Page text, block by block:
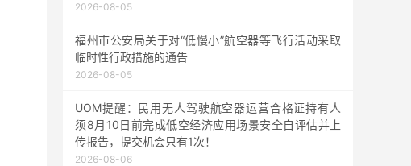
2026-08-05
福州市公安局关于对“低慢小”航空器等飞行活动采取
临时性行政措施的通告
2026-08-05
UOM提醒：民用无人驾驶航空器运营合格证持有人
须8月10日前完成低空经济应用场景安全自评估并上
传报告，提交机会只有1次！
2026-08-06